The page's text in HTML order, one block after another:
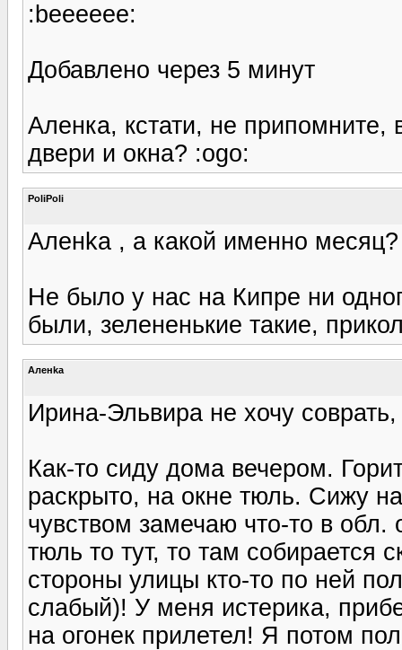
:beeeeee:
Добавлено через 5 минут
Аленка, кстати, не припомните,
двери и окна? :ogo:
PoliPoli
Аленka , а какой именно месяц?
Не было у нас на Кипре ни
были, зелененькие такие,
Аленka
Ирина-Эльвира не хочу
Как-то сиду дома вечером.
раскрыто, на окне тюль. Сижу
чувством замечаю что-то в обл.
тюль то тут, то там
стороны улицы кто-то по ней
слабый)! У меня истерика,
на огонек прилетел! Я потом